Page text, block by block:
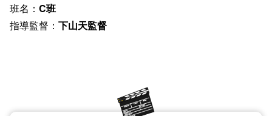
班名： C班
指導監督： 下山天監督